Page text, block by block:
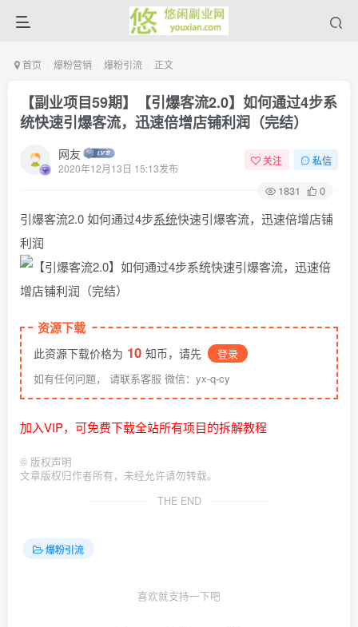
首页 爆粉营销 爆粉引流 正文
【副业项目59期】【引爆客流2.0】如何通过4步系
统快速引爆客流，迅速倍增店铺利润（完结）
网友
2020年12月13日 15:13发布
关注 私信
1831 0
引爆客流2.0 如何通过4步系统快速引爆客流，迅速倍增店铺
利润
资源下载
此资源下载价格为 10 知币，请先
登录
如有任何问题， 请联系客服 微信：yx-q-cy
加入VIP，可免费下载全站所有项目的拆解教程
© 版权声明
文章版权归作者所有，未经允许请勿转载。
THE END
爆粉引流
喜欢就支持一下吧